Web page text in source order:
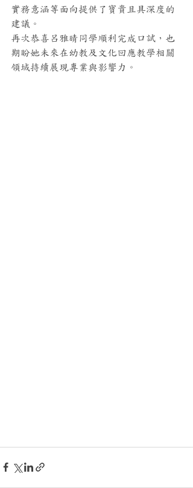
實務意涵等面向提供了寶貴且具深度的
建議。
再次恭喜呂雅晴同學順利完成口試，也
期盼她未來在幼教及文化回應教學相關
領域持續展現專業與影響力。